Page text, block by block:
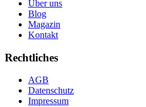
Über uns
Blog
Magazin
Kontakt
Rechtliches
AGB
Datenschutz
Impressum